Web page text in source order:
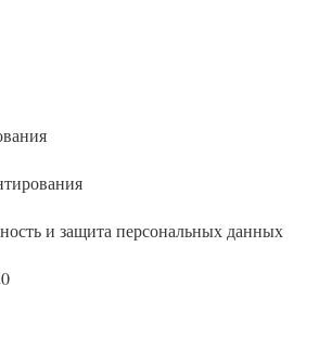
и защита персональных данных